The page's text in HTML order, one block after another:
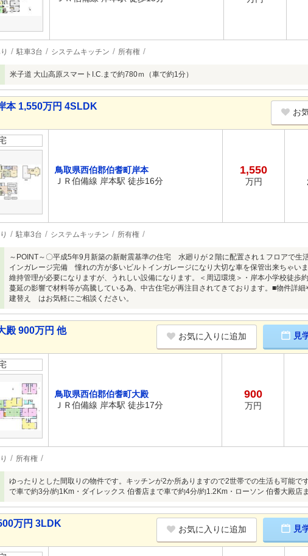
駐車3台 システムキッチン 所有権
米子道 大山高原スマートI.C.まで約780ｍ（車で約1分）
本 1,550万円 4SLDK
お
鳥取県西伯郡伯耆町岸本
ＪＲ伯備線 岸本駅 徒歩16分
1,550
万円
駐車3台 システムキッチン 所有権
～POINT～〇平成5年9月新築の新耐震基準の住宅 水廻りが２階に配置され１フロアで生
インガレージ完備 憧れの方が多いビルトインガレージになり大切な車を保管出来ちゃ
維持管理が必要になりますが、うれしい設備になります。＜周辺環境＞・岸本小学校徒歩
蔓延の影響で材料等が高騰している為、中古住宅が再注目されてきております。■物件
建替え はお気軽にご相談ください。
殿 900万円 他
お気に入りに追加 見
鳥取県西伯郡伯耆町大殿
ＪＲ伯備線 岸本駅 徒歩17分
900
万円
所有権
ゆったりとした間取りの物件です。キッチンが2か所ありますので2世帯での生活も可能で
で車で約3分/約1Km・ダイレックス 伯耆店まで車で約4分/約1.2Km・ローソン 伯耆大殿店
万円 3LDK
お気に入りに追加 見